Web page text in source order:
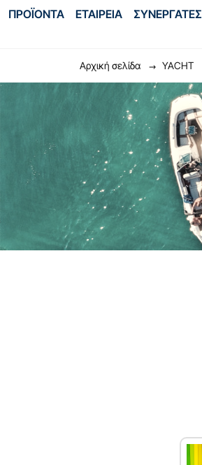
ΠΡΟΪΟΝΤΑ ΕΤΑΙΡΕΙΑ ΣΥΝΕΡΓΑΤΕΣ
Αρχική σελίδα YACHT